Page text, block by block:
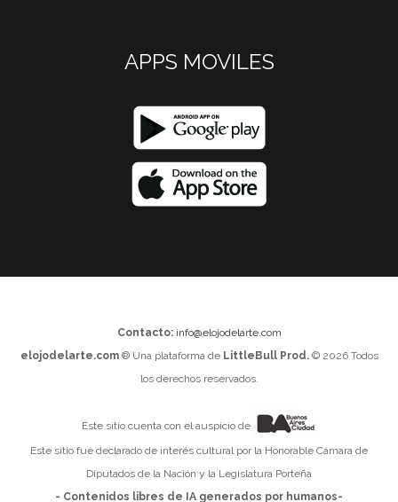
APPS MOVILES
Contacto: info@elojodelarte.com
elojodelarte.com® Una plataforma de LittleBull Prod.© 2026 Todos
los derechos reservados.
Este sitio cuenta con el auspicio de
Este sitio fue declarado de interés cultural por la Honorable Cámara de
Diputados de la Nación y la Legislatura Porteña
- Contenidos libres de IA generados por humanos-